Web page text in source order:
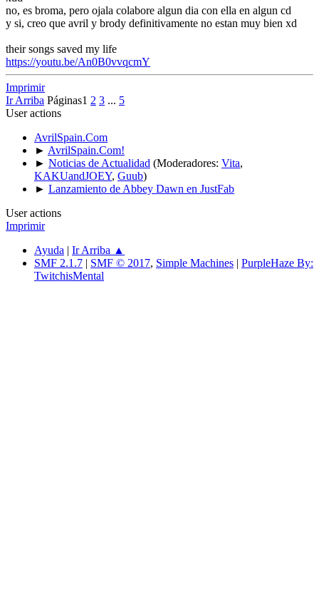
no, es broma, pero ojala colabore algun dia con ella en algun cd
y si, creo que avril y brody definitivamente no estan muy bien xd
their songs saved my life
https://youtu.be/An0B0vvqcmY
Imprimir
Ir Arriba Páginas1 2 3 ... 5
User actions
AvrilSpain.Com
► AvrilSpain.Com!
► Noticias de Actualidad (Moderadores: Vita,
KAKUandJOEY, Guub)
► Lanzamiento de Abbey Dawn en JustFab
User actions
Imprimir
Ayuda | Ir Arriba ▲
SMF 2.1.7 | SMF © 2017, Simple Machines | PurpleHaze By:
TwitchisMental